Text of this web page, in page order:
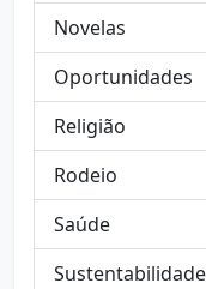
Novelas
Oportunidades
Religião
Rodeio
Saúde
Sustentabilidade